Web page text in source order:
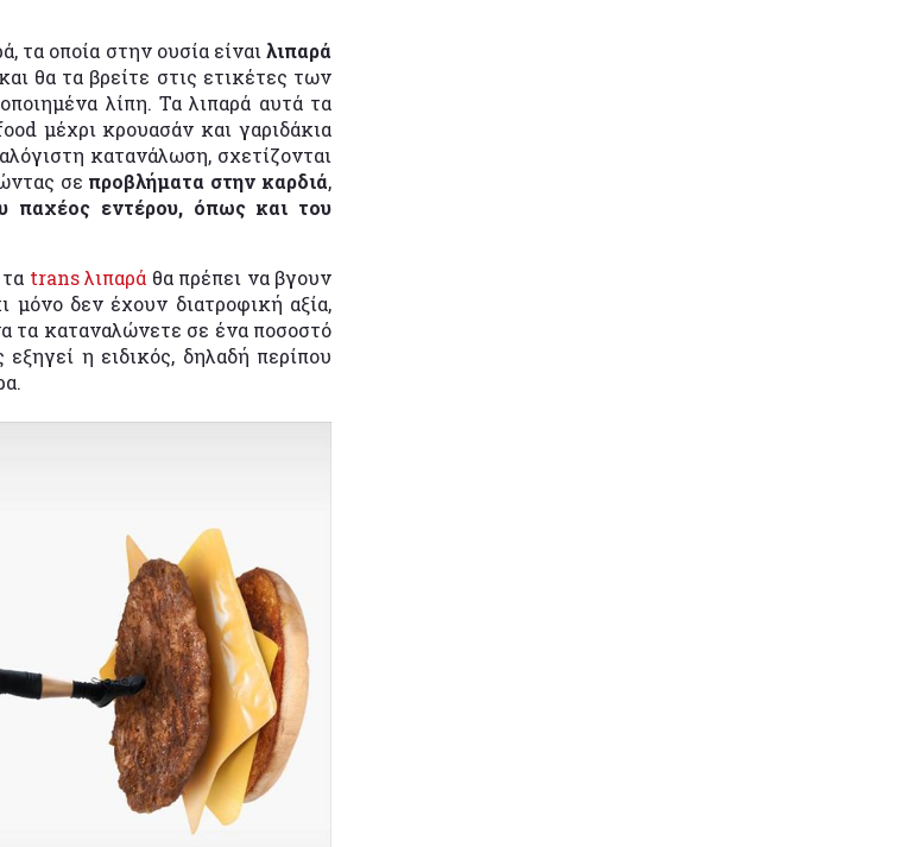
τα οποία στην ουσία είναιλιπαρά
θα τα βρείτε στις ετικέτες των
λίπη. Τα λιπαρά αυτά τα
μέχρι κρουασάν και γαριδάκια
κατανάλωση, σχετίζονται
σε προβλήματα στην καρδιά,
παχέος εντέρου, όπως και του
trans λιπαρά θα πρέπει να βγουν
μόνο δεν έχουν διατροφική αξία,
τα καταναλώνετε σε ένα ποσοστό
εξηγεί η ειδικός, δηλαδή περίπου